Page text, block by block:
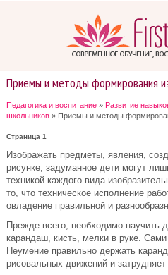
Приемы и методы формирования
Педагогика и воспитание » Развитие
школьников » Приемы и методы
Страница 1
Изображать предметы, явления,
рисунке, задуманное дети могут
техникой каждого вида
то, что техническое исполнение
овладение правильной и
Прежде всего, необходимо научить
карандаш, кисть, мелки в руке.
Неумение правильно держать
рисовальных движений и